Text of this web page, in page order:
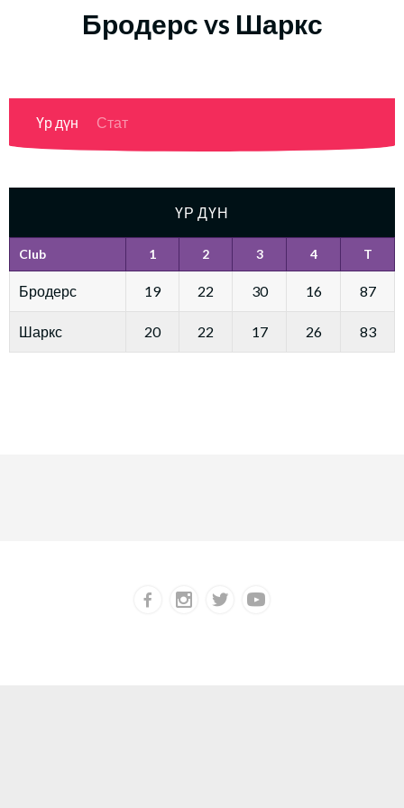
Бродерс vs Шаркс
Үр дүн Стат
ҮР ДҮН
Club 1 2 3 4 T
Бродерс 19 22 30 16 87
Шаркс 20 22 17 26 83